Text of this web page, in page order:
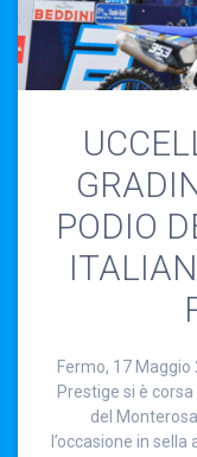
PODIO
Fermo, 17
Prestige si è
del
l’occasione in